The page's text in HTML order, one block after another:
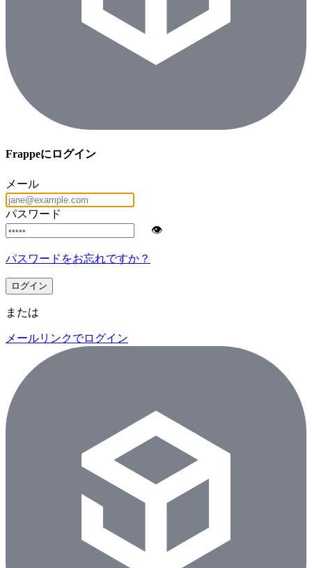
Frappeにログイン
メール
パスワード
👁
パスワードをお忘れですか？
ログイン
または
メールリンクでログイン